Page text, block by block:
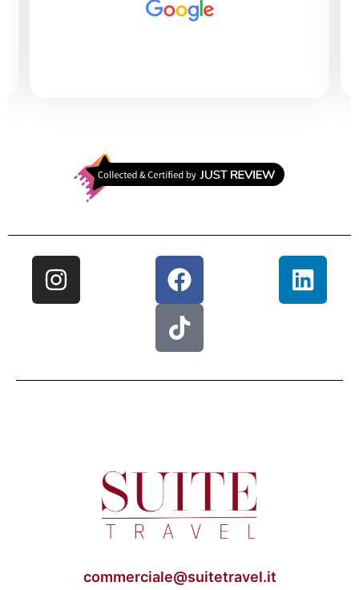
commerciale@suitetravel.it